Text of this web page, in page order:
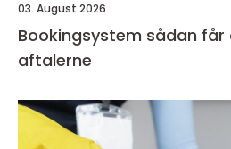
03. August 2026
Bookingsystem sådan får du styr på
aftalerne